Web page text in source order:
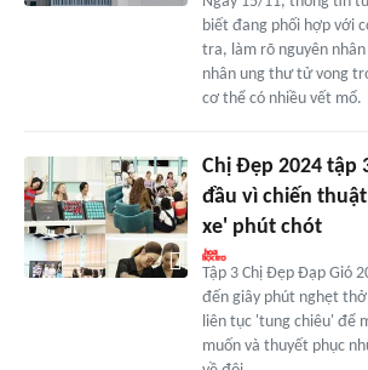
biết đang phối hợp với
tra, làm rõ nguyên
nhân ung thư tử vong
cơ thể có nhiều vết mổ.
Chị Đẹp 2024 tập
đầu vì chiến
xe' phút chót
Tập 3 Chị Đẹp Đạp Gió
đến giây phút nghẹt
liên tục 'tung chiêu' để
muốn và thuyết phục